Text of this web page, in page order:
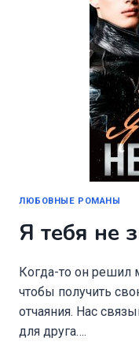
ЛЮБОВНЫЕ РОМАНЫ
Я тебя не
Когда-то он решил
чтобы получить
отчаяния. Нас
для друга….